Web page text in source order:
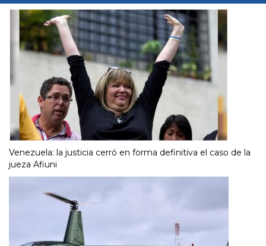
Venezuela: la justicia cerró en forma definitiva el caso de la
jueza Afiuni